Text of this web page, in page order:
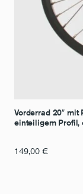
Vorderrad 20″
einteiligem Profil,
149,00 €